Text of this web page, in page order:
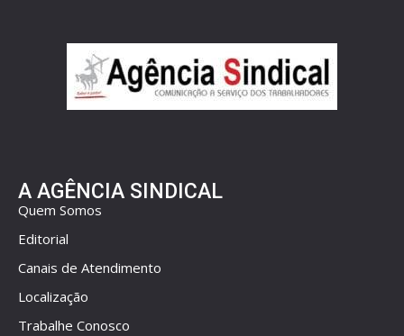
A AGÊNCIA SINDICAL
Quem Somos
Editorial
Canais de Atendimento
Localização
Trabalhe Conosco